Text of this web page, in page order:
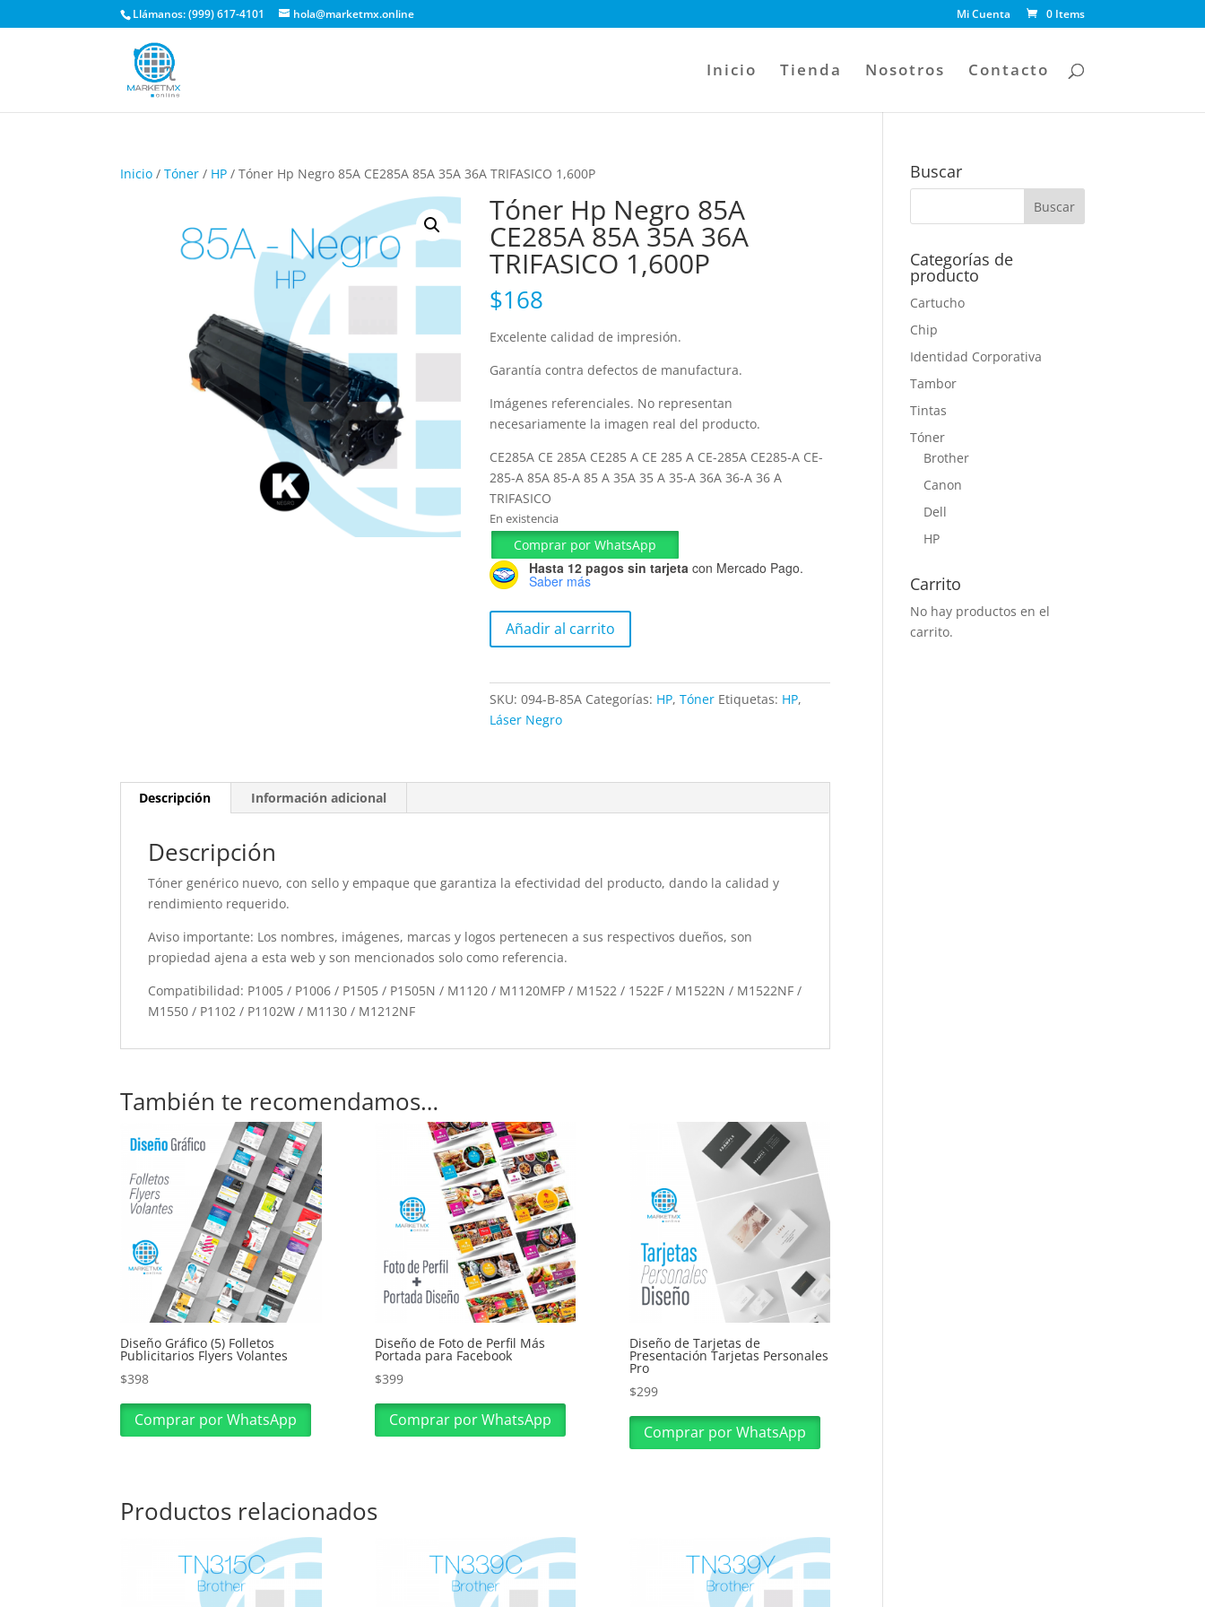
Llámanos: (999) 617-4101 hola@marketmx.online Mi Cuenta 0 Items
Inicio Tienda Nosotros Contacto
Inicio /Tóner / HP / Tóner Hp Negro 85A CE285A 85A 35A 36A TRIFASICO 1,600P
Tóner Hp Negro 85A
CE285A 85A 35A 36A
TRIFASICO 1,600P
$168
Excelente calidad de impresión.
Garantía contra defectos de manufactura.
Imágenes referenciales. No representan
necesariamente la imagen real del producto.
CE285A CE 285A CE285 A CE 285 A CE-285A CE285-A CE-
285-A 85A 85-A 85 A 35A 35 A 35-A 36A 36-A 36 A
TRIFASICO
En existencia
Comprar por WhatsApp
Hasta 12 pagos sin tarjeta con Mercado Pago.
Saber más
Tóner
Hp
85A
CE285A
85A
TRIFASICO
Añadir al carrito
SKU:094-B-85A Categorías: HP,Tóner Etiquetas: HP,
Láser Negro
Descripción Información adicional
Descripción
Tóner genérico nuevo, con sello y empaque que garantiza la efectividad del producto, dando la calidad y
rendimiento requerido.
Aviso importante: Los nombres, imágenes, marcas y logos pertenecen a sus respectivos dueños, son
propiedad ajena a esta web y son mencionados solo como referencia.
Compatibilidad: P1005 / P1006 / P1505 / P1505N / M1120 / M1120MFP / M1522 / 1522F / M1522N / M1522NF /
M1550 / P1102 / P1102W / M1130 / M1212NF
También te recomendamos…
Diseño Gráfico (5) Folletos
Publicitarios Flyers Volantes
$398
Comprar por WhatsApp
Diseño de Foto de Perfil Más
Portada para Facebook
$399
Comprar por WhatsApp
Diseño de Tarjetas de
Presentación Tarjetas Personales
Pro
$299
Comprar por WhatsApp
Productos relacionados
Buscar
Categorías de
producto
Cartucho
Chip
Identidad Corporativa
Tambor
Tintas
Tóner
Brother
Canon
Dell
HP
Carrito
No hay productos en el
carrito.